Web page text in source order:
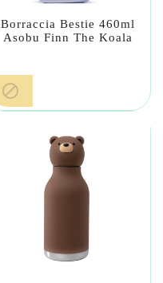
Borraccia Bestie 460ml
Asobu Finn The Koala
